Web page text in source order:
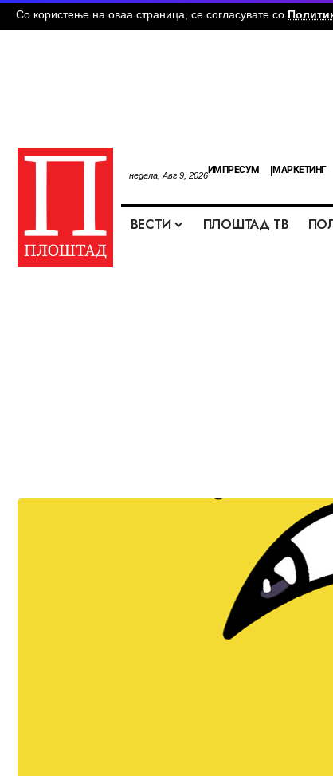
Со користење на оваа страница, се согласувате со
недела, Авг 9, 2026ИМПРЕСУМ МАРКЕТИНГ
ВЕСТИ ПЛОШТАД ТВ